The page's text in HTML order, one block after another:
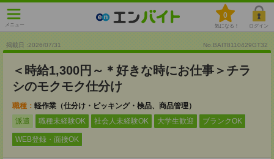
メニュー
0
気になる！ ログイン
掲載日 :2026/07/31 No.BAIT8110429GT32
＜時給1,300円～＊好きな時にお仕事＞チラ
シのモクモク仕分け
職種： 軽作業（仕分け・ピッキング・検品、商品管理）
派遣
職種未経験OK 社会人未経験OK 大学生歓迎 ブランクOK
WEB登録・面接OK